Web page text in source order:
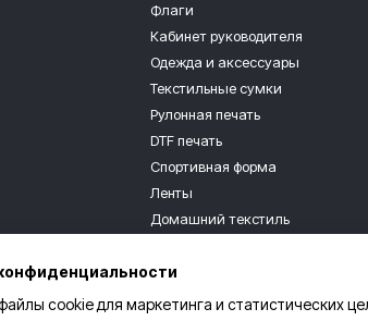
Флаги
Кабинет руководителя
Одежда и аксессуары
Текстильные сумки
Рулонная печать
DTF печать
Спортивная форма
Ленты
Домашний текстиль
Для детей
cookie для маркетинга и статистических